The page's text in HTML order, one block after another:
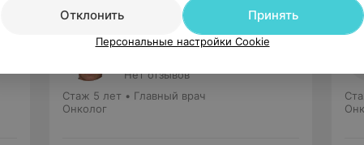
Кондратович
Нет отзывов
Стаж 5 лет • Главный врач
Онколог
Отклонить
Принять
Персональные настройки Cookie